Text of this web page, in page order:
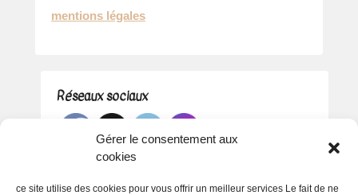
Gérer le consentement aux
cookies
ce site utilise des cookies pour vous offrir un meilleur services Le fait de ne
mentions légales
Réseaux sociaux